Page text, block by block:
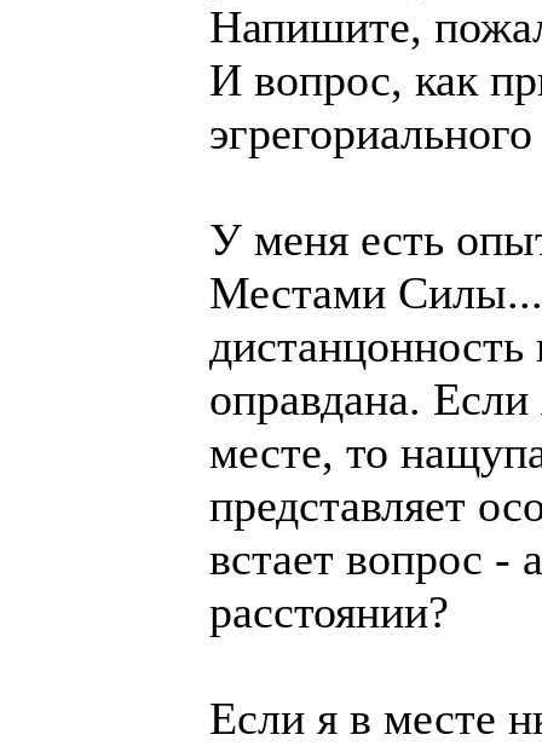
Напишите,
И вопрос, как
У меня есть
Местами
оправдана.
месте, то
представляет
встает вопрос -
расстоянии?
Если я в месте